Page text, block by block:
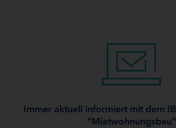
Immer aktuell informiert mit dem
"Mietwohnungsbau"